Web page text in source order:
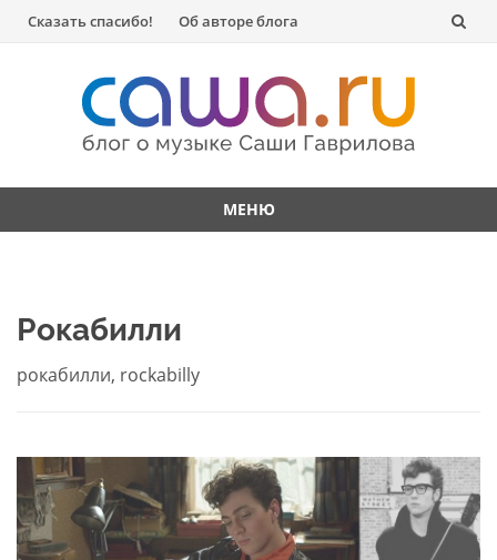
Перейти
содержанию
Сказать спасибо! Об авторе блога
МЕНЮ
Рокабилли
рокабилли, rockabilly